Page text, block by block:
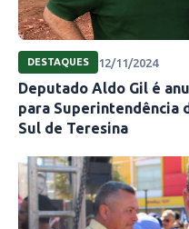
DESTAQUES 12/11/2024
Deputado Aldo Gil é
para Superintendência
Sul de Teresina